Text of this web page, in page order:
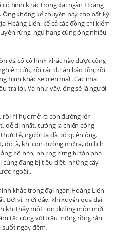
có hình khắc trong đại ngàn Hoàng
Ông không kể chuyện này cho bất kỳ
Hoàng Liên, kể cả các đồng chí kiểm
rừng, ngủ hang cùng ông nhiều
đá cổ có hình khắc này được công
cứu, rồi các dự án bảo tồn, rồi
hình khắc sẽ biến mất. Các nhà
trả lời. Và như vậy, ông sẽ là người
rồi hì hục mở ra con đường lên
dễ đi nhất, tưởng là chiến công
tế, người ta đã bỏ quên ông.
đó là, khi con đường mở ra, du lịch
bõ bèn, nhưng rừng bị tàn phá
đang bị tiêu diệt, những cây
ngoài…
khắc trong đại ngàn Hoàng Liên
Bởi vì, mới đây, khi xuyên qua đại
khi thấy một con đường mòn mới
tặc cùng với trâu mộng rồng rắn
suốt ngày đêm.